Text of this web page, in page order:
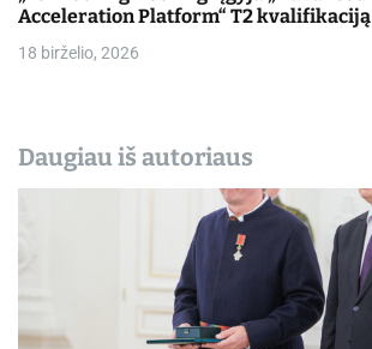
Acceleration Platform“ T2 kvalifikaciją
18 birželio, 2026
Daugiau iš autoriaus